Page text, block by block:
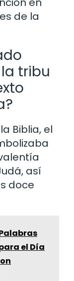
de la
tribu
Biblia, el
así
doce
el Día